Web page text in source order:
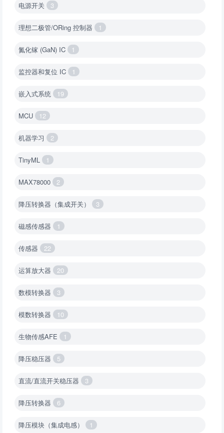
电源开关 3
理想二极管/ORing 控制器 1
氮化镓 (GaN) IC 1
监控器和复位 IC 1
嵌入式系统 19
MCU 12
机器学习 2
TinyML 1
MAX78000 2
降压转换器（集成开关） 3
磁感传感器 1
传感器 22
运算放大器 20
数模转换器 3
模数转换器 10
生物传感AFE 1
降压稳压器 5
直流/直流开关稳压器 3
降压转换器 6
降压模块（集成电感） 1